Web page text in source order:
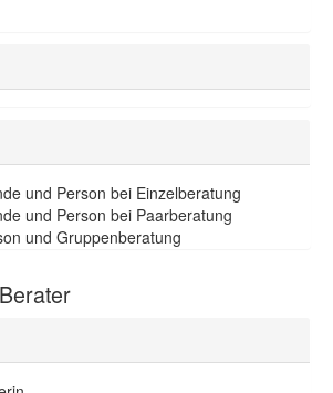
und Person bei Einzelberatung
und Person bei Paarberatung
und Gruppenberatung